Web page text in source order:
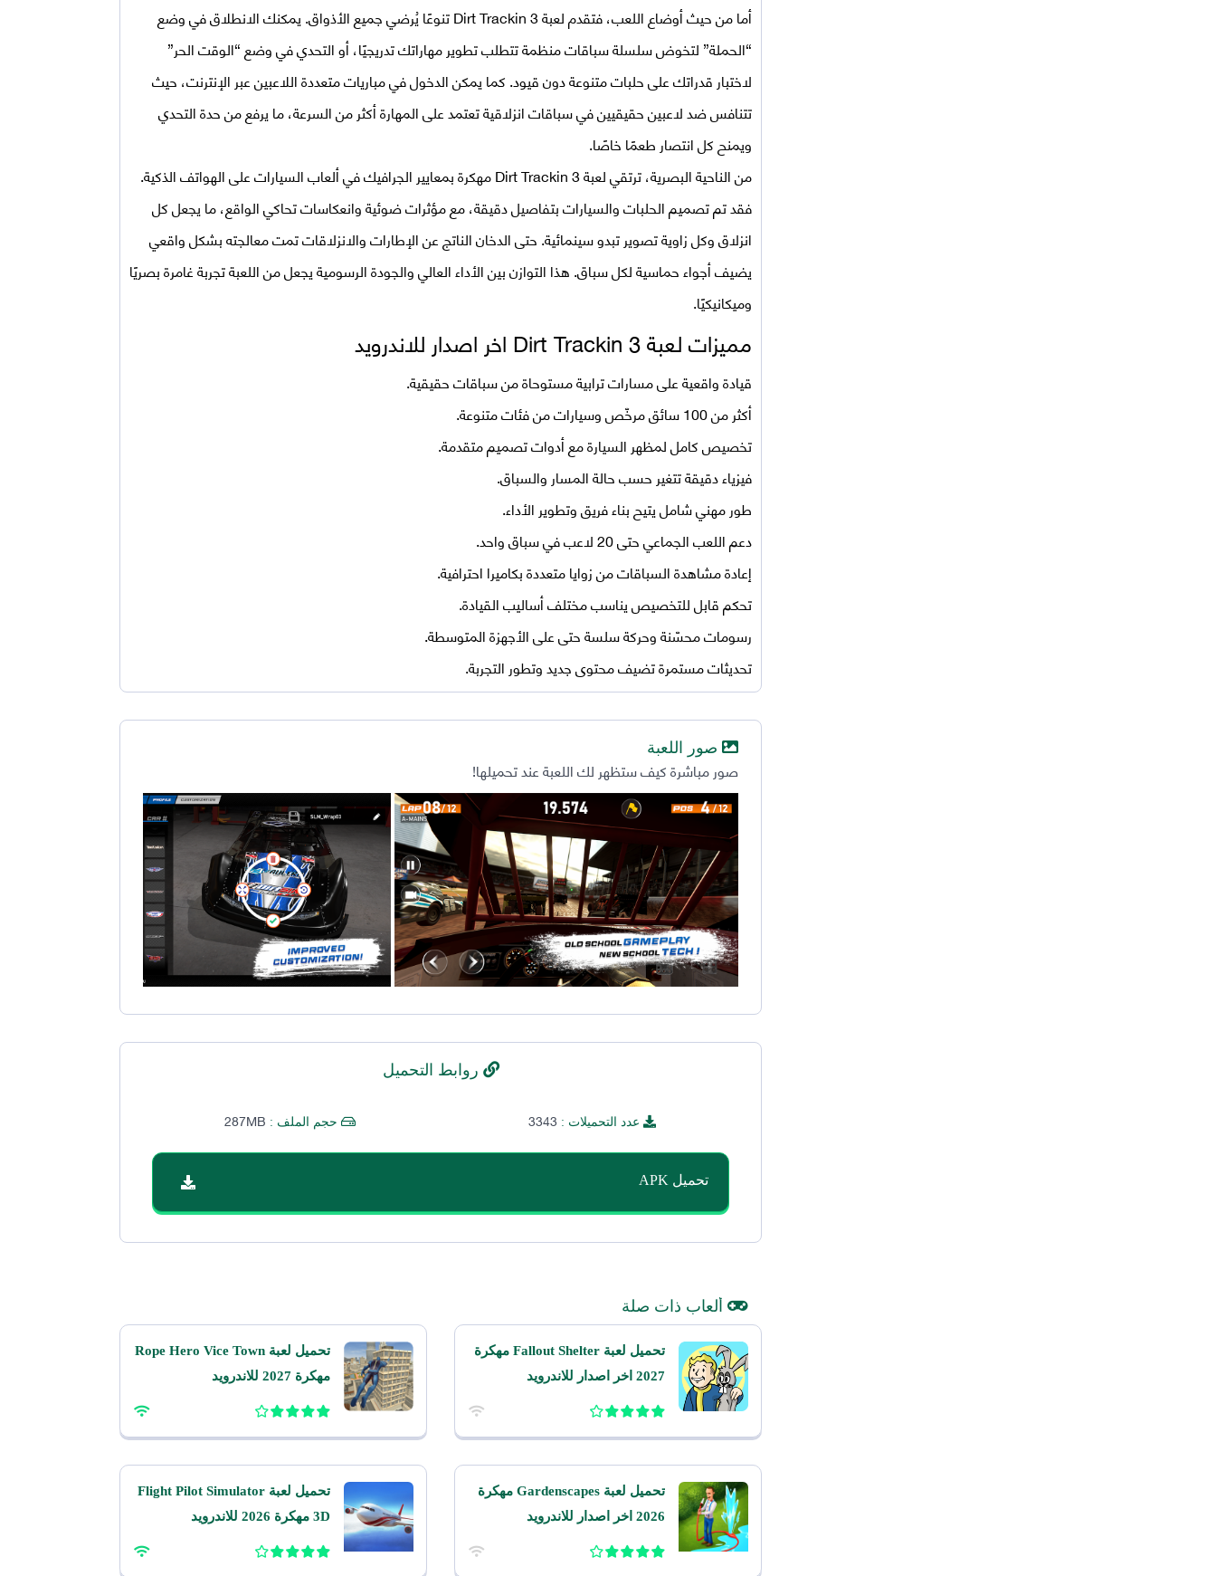
أما من حيث أوضاع اللعب، فتقدملعبة Dirt Trackin 3
تنوعًا يُرضي جميع الأذواق. يمكنك الانطلاق في وضع
“الحملة” لتخوض سلسلة سباقات منظمة تتطلب تطوير مهاراتك تدريجيًا، أو التحدي في وضع “الوقت الحر”
لاختبار قدراتك على حلبات متنوعة دون قيود. كما يمكن الدخول في مباريات متعددة اللاعبين عبر الإنترنت، حيث
تتنافس ضد لاعبين حقيقيين في سباقات انزلاقية تعتمد على المهارة أكثر من السرعة، ما يرفع من حدة التحدي
ويمنح كل انتصار طعمًا خاصًا.
من الناحية البصرية، ترتقيلعبة Dirt Trackin 3 مهكرة
بمعايير الجرافيك في ألعاب السيارات على الهواتف الذكية.
فقد تم تصميم الحلبات والسيارات بتفاصيل دقيقة، مع مؤثرات ضوئية وانعكاسات تحاكي الواقع، ما يجعل كل
انزلاق وكل زاوية تصوير تبدو سينمائية. حتى الدخان الناتج عن الإطارات والانزلاقات تمت معالجته بشكل واقعي
يضيف أجواء حماسية لكل سباق. هذا التوازن بين الأداء العالي والجودة الرسومية يجعل من اللعبة تجربة غامرة بصريًا
وميكانيكيًا.
مميزات لعبةDirt Trackin 3اخر اصدار للاندرويد
قيادة واقعية على مسارات ترابية مستوحاة من سباقات حقيقية.
أكثر من 100 سائق مرخّص وسيارات من فئات متنوعة.
تخصيص كامل لمظهر السيارة مع أدوات تصميم متقدمة.
فيزياء دقيقة تتغير حسب حالة المسار والسباق.
طور مهني شامل يتيح بناء فريق وتطوير الأداء.
دعم اللعب الجماعي حتى 20 لاعب في سباق واحد.
إعادة مشاهدة السباقات من زوايا متعددة بكاميرا احترافية.
تحكم قابل للتخصيص يناسب مختلف أساليب القيادة.
رسومات محسّنة وحركة سلسة حتى على الأجهزة المتوسطة.
تحديثات مستمرة تضيف محتوى جديد وتطور التجربة.
صور اللعبة
صور مباشرة كيف ستظهر لك اللعبة عند تحميلها!
روابط التحميل
عدد التحميلات : 3343 حجم الملف : 287MB
تحميل APK
ألعاب ذات صلة
تحميل لعبة Fallout Shelter مهكرة
2027 اخر اصدار للاندرويد
تحميل لعبة Rope Hero Vice Town
مهكرة 2027 للاندرويد
تحميل لعبة Gardenscapes مهكرة
2026 اخر اصدار للاندرويد
تحميل لعبة Flight Pilot Simulator
3D مهكرة 2026 للاندرويد